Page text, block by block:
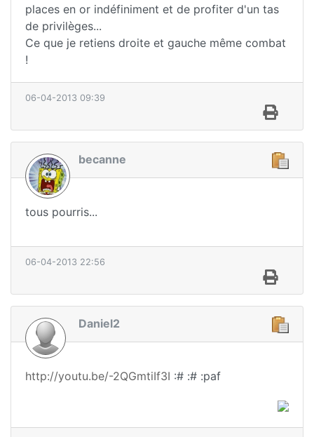
places en or indéfiniment et de profiter d'un tas
de privilèges...
Ce que je retiens droite et gauche même combat
!
06-04-2013 09:39
becanne
tous pourris...
06-04-2013 22:56
Daniel2
http://youtu.be/-2QGmtiIf3I :# :# :paf